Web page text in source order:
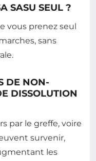
SASU SEUL ?
vous prenez seul
sans
DE NON-
DISSOLUTION
par le greffe, voire
survenir,
les